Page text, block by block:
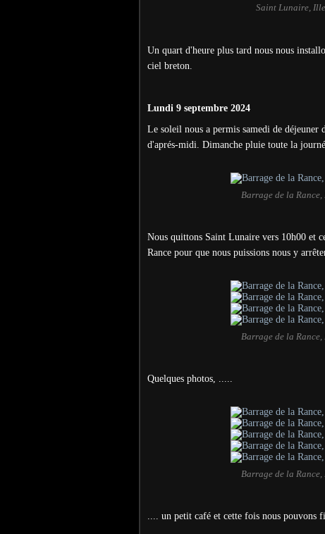
Saint Lunaire,
Un quart d'heure plus tard nous nous
ciel breton.
Lundi 9 septembre 2024
Le soleil nous a permis samedi de
d'aprés-midi. Dimanche pluie toute la
Barrage de la
Nous quittons Saint Lunaire vers 10h00 et
Rance pour que nous puissions nous y
Barrage de la
Quelques photos, .....
Barrage de la
.... un petit café et cette fois nous pouvons